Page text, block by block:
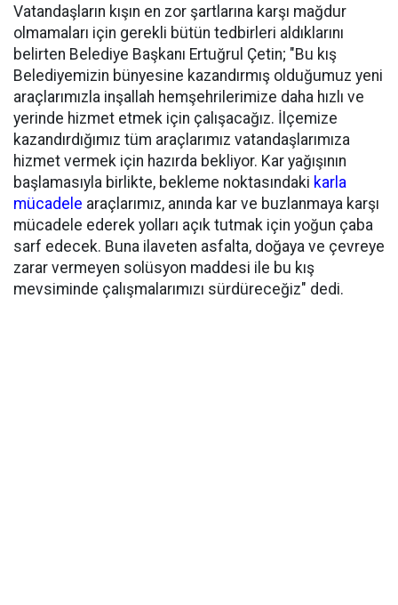
Vatandaşların kışın en zor şartlarına karşı mağdur
olmamaları için gerekli bütün tedbirleri aldıklarını
belirten Belediye Başkanı Ertuğrul Çetin; "Bu kış
Belediyemizin bünyesine kazandırmış olduğumuz yeni
araçlarımızla inşallah hemşehrilerimize daha hızlı ve
yerinde hizmet etmek için çalışacağız. İlçemize
kazandırdığımız tüm araçlarımız vatandaşlarımıza
hizmet vermek için hazırda bekliyor. Kar yağışının
başlamasıyla birlikte, bekleme noktasındaki karla
mücadele araçlarımız, anında kar ve buzlanmaya karşı
mücadele ederek yolları açık tutmak için yoğun çaba
sarf edecek. Buna ilaveten asfalta, doğaya ve çevreye
zarar vermeyen solüsyon maddesi ile bu kış
mevsiminde çalışmalarımızı sürdüreceğiz" dedi.